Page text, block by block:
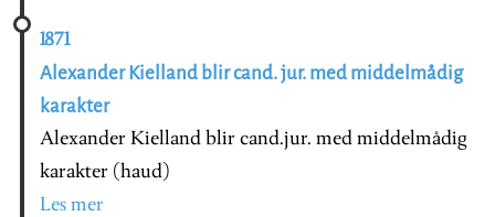
1871
Alexander Kielland blir cand. jur. med middelmådig
karakter
Alexander Kielland blir cand.jur. med middelmådig
karakter (haud)
Les mer